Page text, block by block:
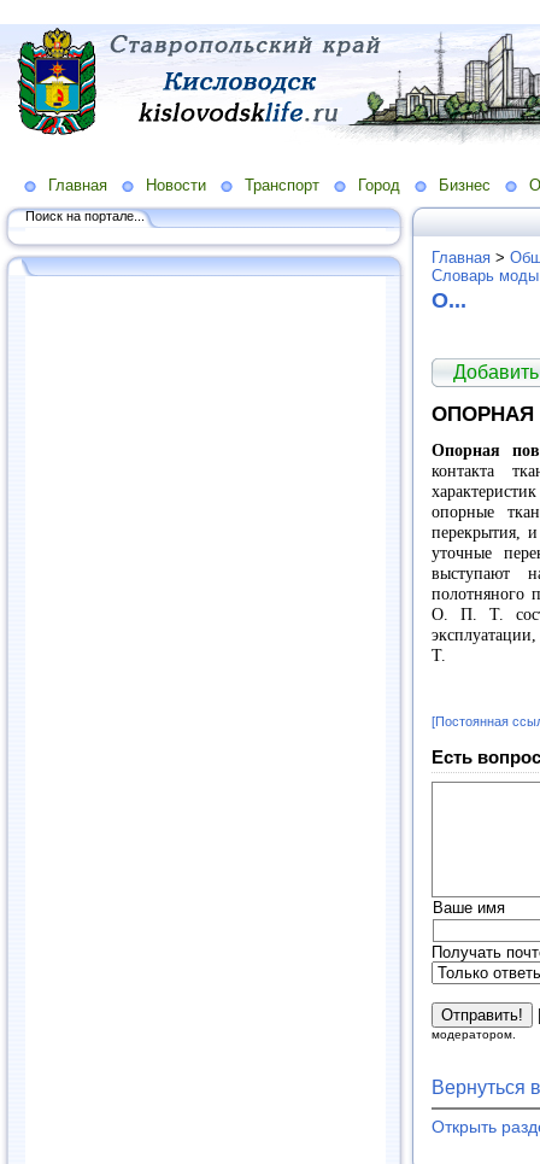
Главная Новости Транспорт Город Бизнес
Поиск на портале...
Главная >
Словарь
O...
ОПОРНАЯ
Опорная
контакта
опорные
перекрытия,
уточные
выступают
полотняного
О. П. Т.
Т.
[Постоянная
Есть
Ваше имя
Получать
модератором.
Вернуться
Открыть